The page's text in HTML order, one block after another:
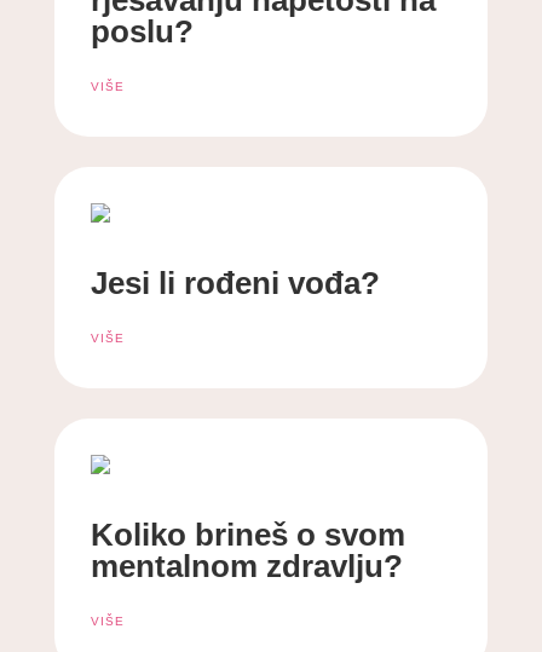
poslu?
VIŠE
Jesi li rođeni vođa?
VIŠE
Koliko brineš o svom
mentalnom zdravlju?
VIŠE